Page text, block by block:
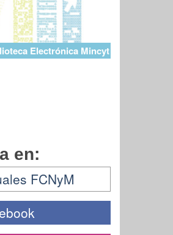
Electrónica Mincyt
en:
FCNyM